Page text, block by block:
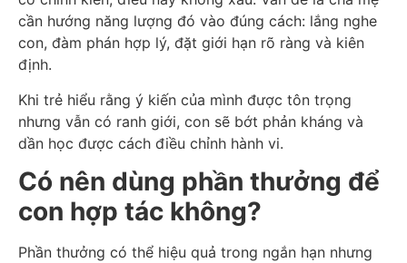
cần hướng năng lượng đó vào đúng cách: lắng nghe
con, đàm phán hợp lý, đặt giới hạn rõ ràng và kiên
định.
Khi trẻ hiểu rằng ý kiến của mình được tôn trọng
nhưng vẫn có ranh giới, con sẽ bớt phản kháng và
dần học được cách điều chỉnh hành vi.
Có nên dùng phần thưởng để
con hợp tác không?
Phần thưởng có thể hiệu quả trong ngắn hạn nhưng